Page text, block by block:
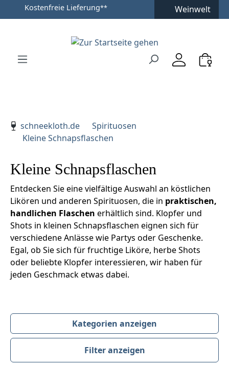
Zum Hauptinhalt springen
Zur Hauptnavigation springen
Versandfertig in 24h** Weinwelt
schneekloth.de
Spirituosen
Kleine Schnapsflaschen
Kleine Schnapsflaschen
Entdecken Sie eine vielfältige Auswahl an köstlichen
Likören und anderen Spirituosen, die in praktischen,
handlichen Flaschen erhältlich sind. Klopfer und
Shots in kleinen Schnapsflaschen eignen sich für
verschiedene Anlässe wie Partys oder Geschenke.
Egal, ob Sie sich für fruchtige Liköre, herbe Shots
oder beliebte Klopfer interessieren, wir haben für
jeden Geschmack etwas dabei.
Kategorien anzeigen
Filter anzeigen